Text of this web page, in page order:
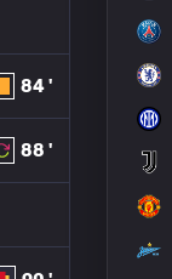
84 '
88 '